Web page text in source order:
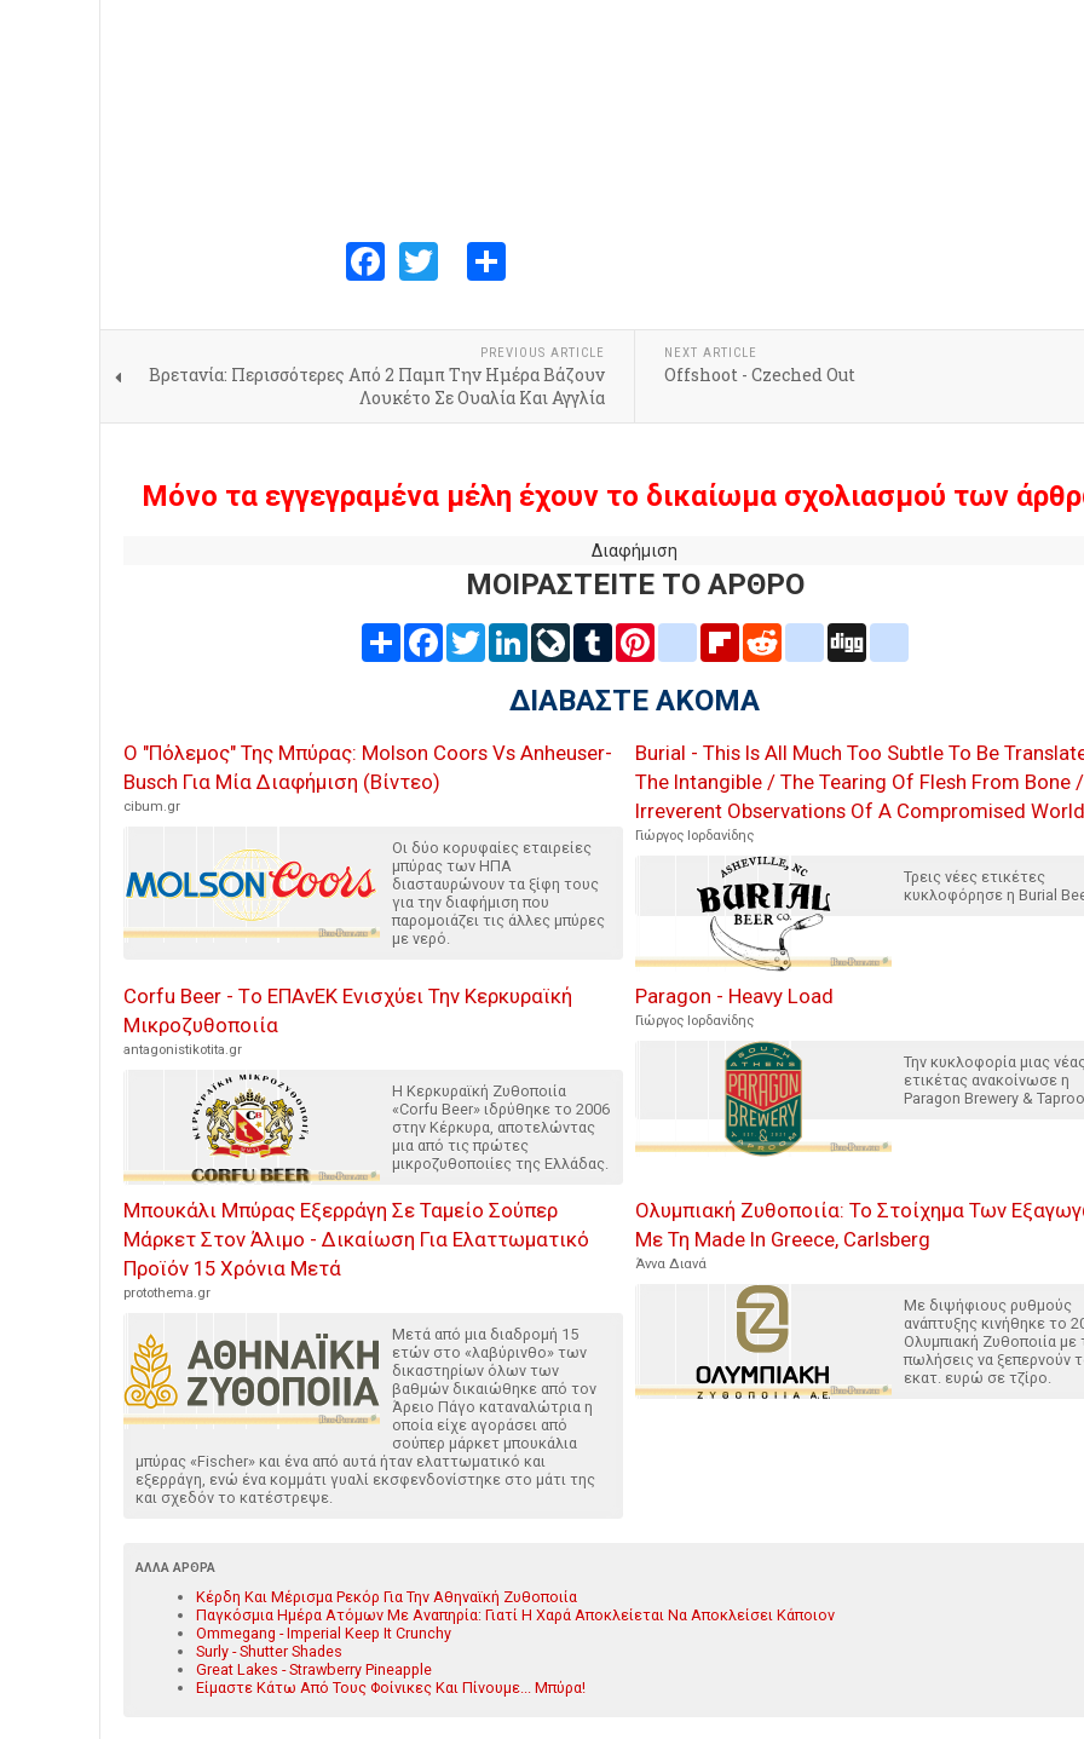
Facebook
Twitter
PREVIOUS ARTICLE
Βρετανία: Περισσότερες Από 2 Παμπ Την Ημέρα Βάζουν
Λουκέτο Σε Ουαλία Και Αγγλία
NEXT ARTICLE
Offshoot - Czeched Out
Μόνο τα εγγεγραμένα μέλη έχουν το δικαίωμα σχολιασμού των
Διαφήμιση
ΜΟΙΡΑΣΤΕΙΤΕ ΤΟ ΑΡΘΡΟ
Share FacebookTwitterLinkedInLiveJournal
Tumblr Pinterestblogger_post
FlipboardRedditdelicious
ΔΙΑΒΑΣΤΕ ΑΚΟΜΑ
Ο "Πόλεμος" Της Μπύρας: Molson Coors Vs Anheuser-
Busch Για Μία Διαφήμιση (Βίντεο)
cibum.gr
Οι δύο κορυφαίες εταιρείες
μπύρας των ΗΠΑ
διασταυρώνουν τα ξίφη τους
για την διαφήμιση που
παρομοιάζει τις άλλες μπύρες
με νερό.
Burial - This Is All Much Too Subtle To Be
The Intangible / The Tearing Of Flesh From Bone /
Irreverent Observations Of A Compromised World
Γιώργος Ιορδανίδης
Τρεις νέες ετικέτες
κυκλοφόρησε η Burial
Corfu Beer - Tο ΕΠΑνΕΚ Ενισχύει Την Κερκυραϊκή
Μικροζυθοποιία
antagonistikotita.gr
Η Κερκυραϊκή Ζυθοποιία
«Corfu Beer» ιδρύθηκε το 2006
στην Κέρκυρα, αποτελώντας
μια από τις πρώτες
μικροζυθοποιίες της Ελλάδας.
Paragon - Heavy Load
Γιώργος Ιορδανίδης
Την κυκλοφορία μιας
ετικέτας ανακοίνωσε η
Paragon Brewery &
Μπουκάλι Μπύρας Εξερράγη Σε Ταμείο Σούπερ
Μάρκετ Στον Άλιμο - Δικαίωση Για Ελαττωματικό
Προϊόν 15 Χρόνια Μετά
protothema.gr
Μετά από μια διαδρομή 15
ετών στο «λαβύρινθο» των
δικαστηρίων όλων των
βαθμών δικαιώθηκε από τον
Άρειο Πάγο καταναλώτρια η
οποία είχε αγοράσει από
σούπερ μάρκετ μπουκάλια
μπύρας «Fischer» και ένα από αυτά ήταν ελαττωματικό και
εξερράγη, ενώ ένα κομμάτι γυαλί εκσφενδονίστηκε στο μάτι της
και σχεδόν το κατέστρεψε.
Ολυμπιακή Ζυθοποιία: Το Στοίχημα Των
Με Τη Made In Greece, Carlsberg
Άννα Διανά
Με διψήφιους ρυθμούς
ανάπτυξης κινήθηκε το
Ολυμπιακή Ζυθοποιία με
πωλήσεις να ξεπερνούν
εκατ. ευρώ σε τζίρο.
ΆΛΛΑ ΆΡΘΡΑ
Κέρδη Και Μέρισμα Ρεκόρ Για Την Αθηναϊκή Ζυθοποιία
Παγκόσμια Ημέρα Ατόμων Με Αναπηρία: Γιατί Η Χαρά Αποκλείεται Να Αποκλείσει Κάποιον
Ommegang - Imperial Keep It Crunchy
Surly - Shutter Shades
Great Lakes - Strawberry Pineapple
Είμαστε Κάτω Από Τους Φοίνικες Και Πίνουμε... Μπύρα!